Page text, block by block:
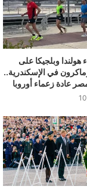
هولندا وبلجيكا على
في الإسكندرية..
عادة زعماء أوروبا